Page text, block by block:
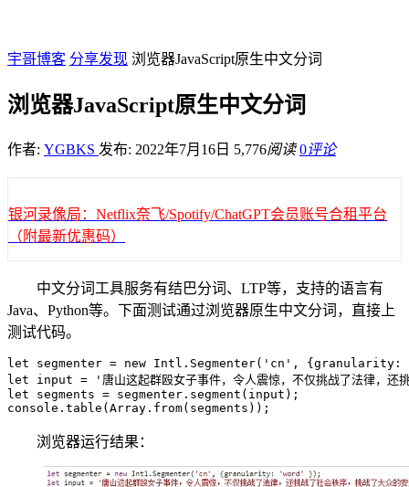
宇哥博客 分享发现 浏览器JavaScript原生中文分词
浏览器JavaScript原生中文分词
作者: YGBKS 发布: 2022年7月16日 5,776阅读 0评论
银河录像局：Netflix奈飞/Spotify/ChatGPT会员账号合租平台
（附最新优惠码）
中文分词工具服务有结巴分词、LTP等，支持的语言有
Java、Python等。下面测试通过浏览器原生中文分词，直接上
测试代码。
let segmenter = new Intl.Segmenter('cn',
let input = '唐山这起群殴女子事件，令人震惊，不仅挑战了法律，还
let segments = segmenter.segment(input);
console.table(Array.from(segments));
浏览器运行结果：